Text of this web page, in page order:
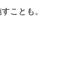
ことも。